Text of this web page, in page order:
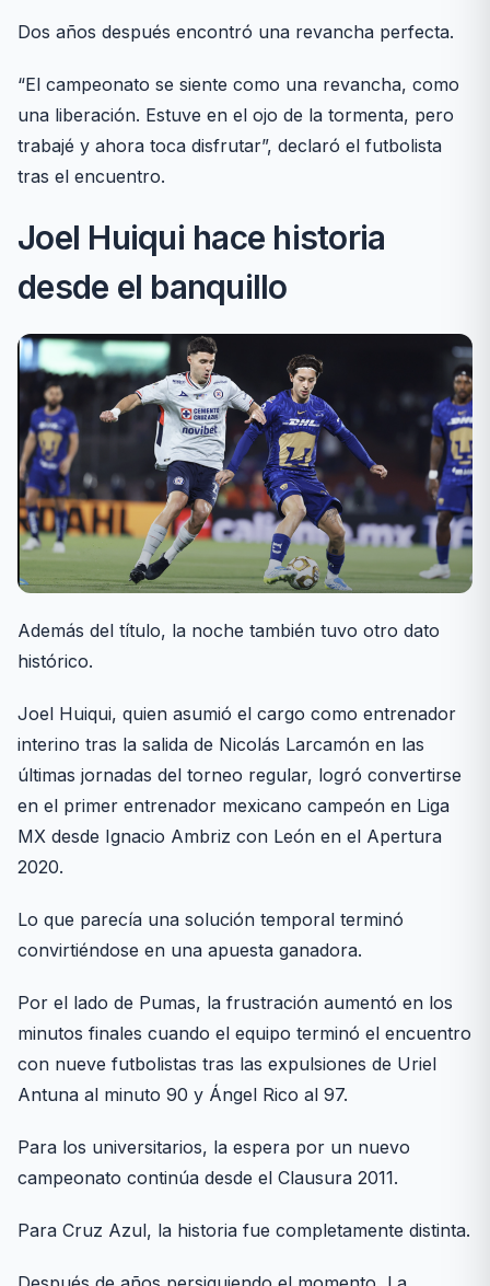
Dos años después encontró una revancha perfecta.
“El campeonato se siente como una revancha, como
una liberación. Estuve en el ojo de la tormenta, pero
trabajé y ahora toca disfrutar”, declaró el futbolista
tras el encuentro.
Joel Huiqui hace historia
desde el banquillo
Además del título, la noche también tuvo otro dato
histórico.
Joel Huiqui, quien asumió el cargo como entrenador
interino tras la salida de Nicolás Larcamón en las
últimas jornadas del torneo regular, logró convertirse
en el primer entrenador mexicano campeón en Liga
MX desde Ignacio Ambriz con León en el Apertura
2020.
Lo que parecía una solución temporal terminó
convirtiéndose en una apuesta ganadora.
Por el lado de Pumas, la frustración aumentó en los
minutos finales cuando el equipo terminó el encuentro
con nueve futbolistas tras las expulsiones de Uriel
Antuna al minuto 90 y Ángel Rico al 97.
Para los universitarios, la espera por un nuevo
campeonato continúa desde el Clausura 2011.
Para Cruz Azul, la historia fue completamente distinta.